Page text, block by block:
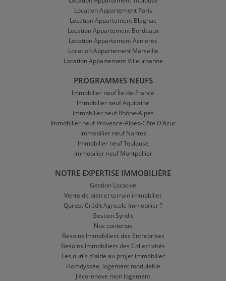
Location Appartement Paris
Location Appartement Blagnac
Location Appartement Bordeaux
Location Appartement Asnieres
Location Appartement Marseille
Location Appartement Villeurbanne
PROGRAMMES NEUFS
Immobilier neuf Île-de-France
Immobilier neuf Aquitaine
Immobilier neuf Rhône-Alpes
Immobilier neuf Provence-Alpes-Côte D'Azur
Immobilier neuf Nantes
Immobilier neuf Toulouse
Immobilier neuf Montpellier
NOTRE EXPERTISE IMMOBILIÈRE
Gestion Locative
Vente de bien et terrain immobilier
Qui est Crédit Agricole Immobilier ?
Gestion Syndic
Nos contenus
Besoins Immobiliers des Entreprises
Besoins Immobiliers des Collectivités
Les outils d'aide au projet immobilier
Homdyssée, logement modulable
J'écorenove mon logement